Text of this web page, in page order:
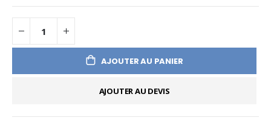
AJOUTER AU PANIER
AJOUTER AU DEVIS